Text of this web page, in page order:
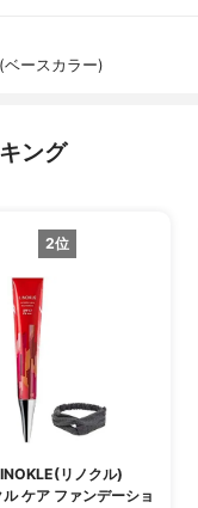
ースカラー)
ング
2位
リノクル)
ル ケア ファンデーショ